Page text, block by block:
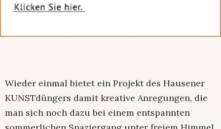
Wieder einmal bietet ein Projekt des Hausener
KUNSTdüngers damit kreative Anregungen, die
man sich noch dazu bei einem entspannten